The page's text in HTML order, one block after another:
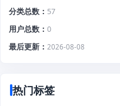
分类总数
57
用户总数
0
最后更新
2026-08-08
热门标签